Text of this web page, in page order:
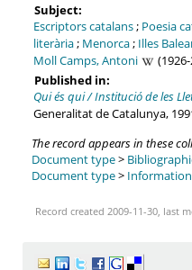
Subject:
Escriptors catalans; Poesia
literària; Menorca; Illes
Moll Camps, Antoni
Published in:
Qui és qui / Institució de les
Generalitat de Catalunya,
The record appears in these
Document type>
Document type>
Record created 2009-11-30, last